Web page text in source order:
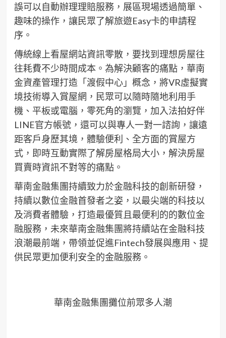
誤可以自動辦理理賠服務，展區現場透過簡單、
趣味的操作，讓民眾了解旅遊Easy卡的申請程
序。
傳統線上看屋網站資訊零散，要找到理想房屋往
往耗費不少時間成本。為解決顧客的痛點，華南
金資產管理打造「渡假中心」概念，將VR虛擬實
境技術導入賞屋網，民眾可以隨時隨地利用手
機、平板或電腦，零死角的瀏覽，加入法拍好伴
LINE官方帳號，還可以與專人一對一諮詢，讓遠
距客戶身歷其境，體驗便利、全方面的賞屋方
式，即時互動實際了解房屋格局大小，解決房屋
買賣時資訊不對等的痛點。
華南金融集團持續致力於金融科技的創新研發，
持續以數位金融首發者之姿，以最尖端的科技以
及消費者體驗，打造最優質且最便利的的數位金
融服務，未來華南金融集團將持續站在金融科技
浪潮最前端，帶領並促進Fintech發展與應用、提
供民眾更加便利安全的金融服務。
華南金融集團攤位前眾多人潮